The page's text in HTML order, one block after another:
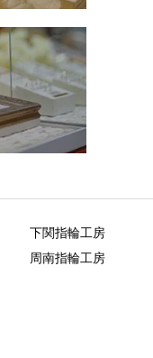
下関指輪工房
周南指輪工房